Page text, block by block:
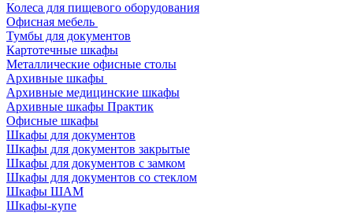
Колеса для пищевого оборудования
Офисная мебель
Тумбы для документов
Картотечные шкафы
Металлические офисные столы
Архивные шкафы
Архивные медицинские шкафы
Архивные шкафы Практик
Офисные шкафы
Шкафы для документов
Шкафы для документов закрытые
Шкафы для документов с замком
Шкафы для документов со стеклом
Шкафы ШАМ
Шкафы-купе